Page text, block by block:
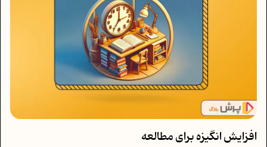
افزایش انگیزه برای مطالعه